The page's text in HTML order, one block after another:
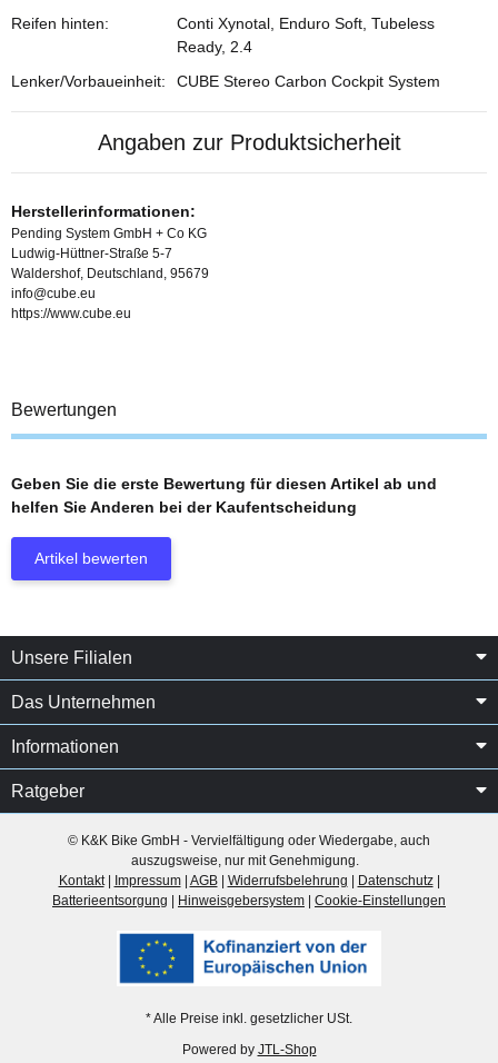
Reifen hinten:
Conti Xynotal, Enduro Soft, Tubeless
Ready, 2.4
Lenker/Vorbaueinheit:
CUBE Stereo Carbon Cockpit System
Angaben zur Produktsicherheit
Herstellerinformationen:
Pending System GmbH + Co KG
Ludwig-Hüttner-Straße 5-7
Waldershof, Deutschland, 95679
info@cube.eu
https://www.cube.eu
Bewertungen
Geben Sie die erste Bewertung für diesen Artikel ab und
helfen Sie Anderen bei der Kaufentscheidung
Artikel bewerten
Unsere Filialen
Das Unternehmen
Informationen
Ratgeber
© K&K Bike GmbH - Vervielfältigung oder Wiedergabe, auch
auszugsweise, nur mit Genehmigung.
Kontakt| Impressum| AGB| Widerrufsbelehrung Datenschutz|
Batterieentsorgung
Hinweisgebersystem Cookie-Einstellungen
* Alle Preise inkl. gesetzlicher USt.
Powered by JTL-Shop